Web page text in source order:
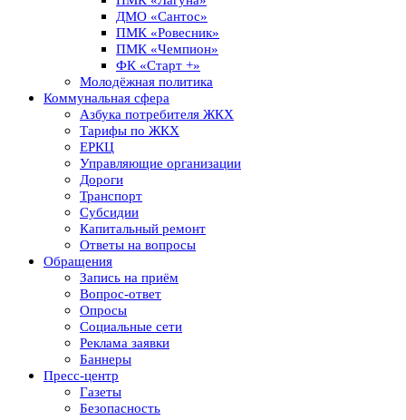
ДМО «Сантос»
ПМК «Ровесник»
ПМК «Чемпион»
ФК «Старт +»
Молодёжная политика
Коммунальная сфера
Азбука потребителя ЖКХ
Тарифы по ЖКХ
ЕРКЦ
Управляющие организации
Дороги
Транспорт
Субсидии
Капитальный ремонт
Ответы на вопросы
Обращения
Запись на приём
Вопрос-ответ
Опросы
Социальные сети
Реклама заявки
Баннеры
Пресс-центр
Газеты
Безопасность